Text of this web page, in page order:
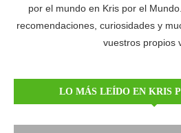
por el mundo en Kris por el
recomendaciones, curiosidades y
vuestros propios
LO MÁS LEÍDO EN KRIS